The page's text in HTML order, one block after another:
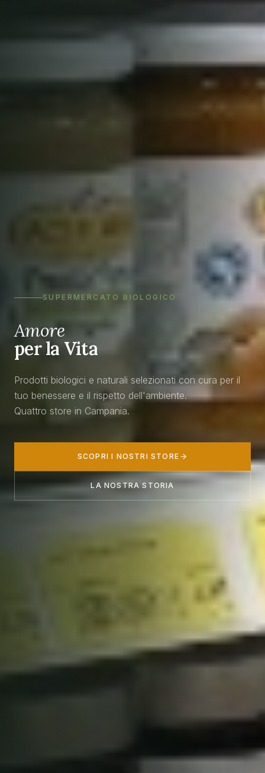
SUPERMERCATO BIOLOGICO
Amore
per la Vita
Prodotti biologici e naturali selezionati con cura per il
tuo benessere e il rispetto dell'ambiente.
Quattro store in Campania.
SCOPRI I NOSTRI STORE
LA NOSTRA STORIA